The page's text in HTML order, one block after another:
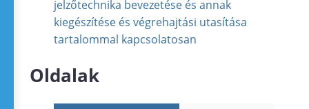
jelzőtechnika bevezetése és annak
kiegészítése és végrehajtási utasítása
tartalommal kapcsolatosan
Oldalak